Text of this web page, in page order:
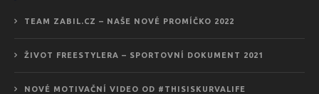
TEAM ZABIL.CZ – NAŠE NOVÉ PROMÍČKO 2022
ŽIVOT FREESTYLERA – SPORTOVNÍ DOKUMENT 2021
NOVÉ MOTIVAČNÍ VIDEO OD #THISISKURVALIFE